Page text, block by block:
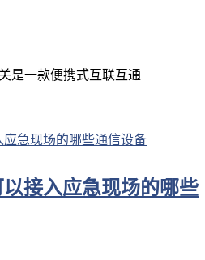
是一款便携式互联互通
接入应急现场的哪些